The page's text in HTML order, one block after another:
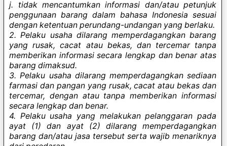
j. tidak mencantumkan informasi dan/atau petunjuk
penggunaan barang dalam bahasa Indonesia sesuai
dengan ketentuan perundang-undangan yang berlaku.
2. Pelaku usaha dilarang memperdagangkan barang
yang rusak, cacat atau bekas, dan tercemar tanpa
memberikan informasi secara lengkap dan benar atas
barang dimaksud.
3. Pelaku usaha dilarang memperdagangkan sediaan
farmasi dan pangan yang rusak, cacat atau bekas dan
tercemar, dengan atau tanpa memberikan informasi
secara lengkap dan benar.
4. Pelaku usaha yang melakukan pelanggaran pada
ayat (1) dan ayat (2) dilarang memperdagangkan
barang dan/atau jasa tersebut serta wajib menariknya